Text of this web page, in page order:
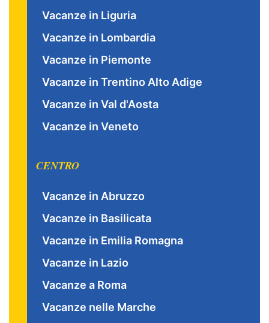
Vacanze in Liguria
Vacanze in Lombardia
Vacanze in Piemonte
Vacanze in Trentino Alto Adige
Vacanze in Val d'Aosta
Vacanze in Veneto
CENTRO
Vacanze in Abruzzo
Vacanze in Basilicata
Vacanze in Emilia Romagna
Vacanze in Lazio
Vacanze a Roma
Vacanze nelle Marche